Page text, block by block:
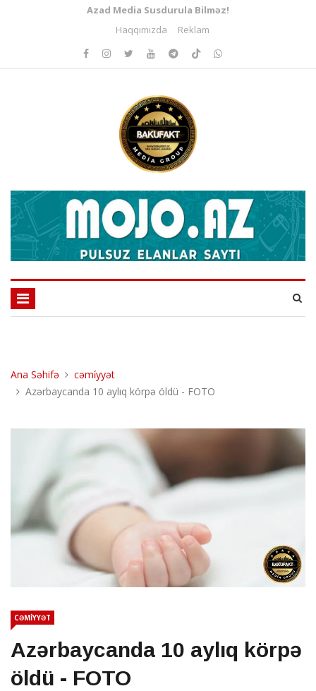
Azad Media Susdurula Bilməz!
Haqqımızda
Reklam
Ana Səhifə
cəmi̇yyət
Azərbaycanda 10 aylıq körpə öldü - FOTO
CƏMİYYƏT
Azərbaycanda 10 aylıq körpə
öldü - FOTO